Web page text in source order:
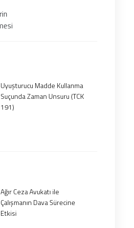
Uyuşturucu Madde Kullanma
Suçunda Zaman Unsuru (TCK
191)
Ağır Ceza Avukatı ile
Çalışmanın Dava Sürecine
Etkisi